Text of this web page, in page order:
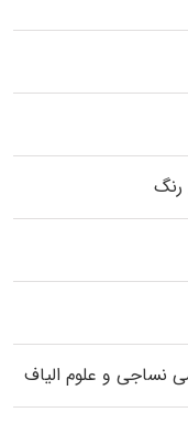
رنگ
نساجی و علوم الیاف